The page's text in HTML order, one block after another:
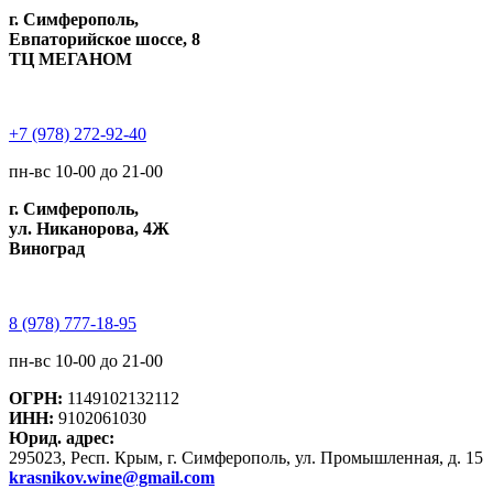
г. Симферополь,
Евпаторийское шоссе, 8
ТЦ МЕГАНОМ
+7 (978) 272-92-40
пн-вс 10-00 до 21-00
г. Симферополь,
ул. Никанорова, 4Ж
Виноград
8 (978) 777-18-95
пн-вс 10-00 до 21-00
ОГРН: 1149102132112
ИНН: 9102061030
Юрид. адрес:
295023, Респ. Крым, г. Симферополь, ул. Промышленная, д. 15
krasnikov.wine@gmail.com